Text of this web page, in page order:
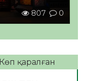
807 0
Көп қаралған